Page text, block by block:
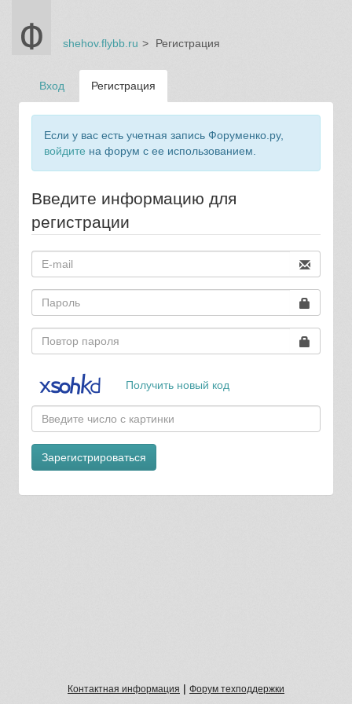
shehov.flybb.ru Регистрация
Вход Регистрация
Если у вас есть учетная запись Форуменко.ру,
войдите на форум с ее использованием.
Введите информацию для
регистрации
Получить новый код
Зарегистрироваться
Контактная информация | Форум техподдержки